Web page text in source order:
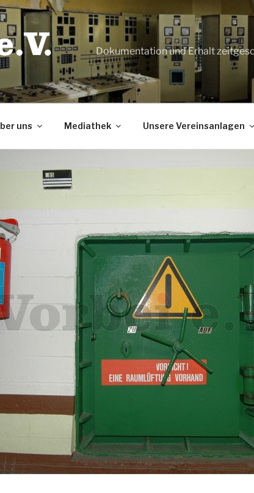
Dokumentation und Erhalt
uns Mediathek Unsere Vereinsanlagen